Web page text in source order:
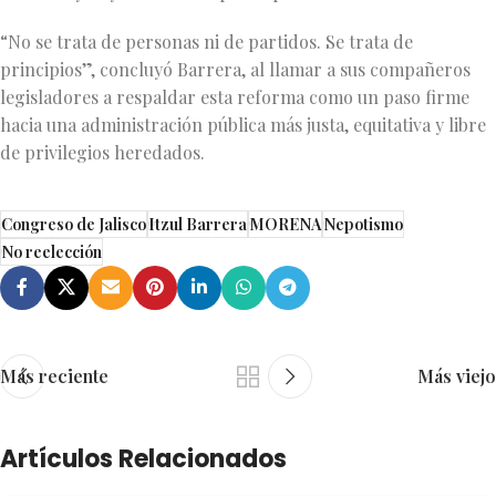
“No se trata de personas ni de partidos. Se trata de
principios”, concluyó Barrera, al llamar a sus compañeros
legisladores a respaldar esta reforma como un paso firme
hacia una administración pública más justa, equitativa y libre
de privilegios heredados.
Congreso de JaliscoItzul BarreraMORENANepotismo
No reelección
Más reciente Más viejo
Artículos Relacionados